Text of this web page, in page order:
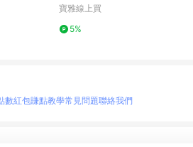
寶雅線上買
5%
數紅包賺點教學常見問題聯絡我們